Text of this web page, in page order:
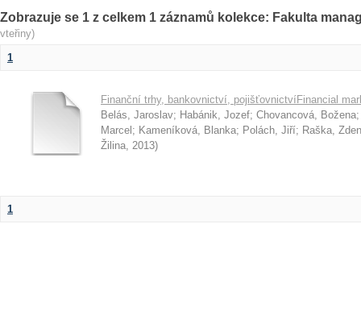
Zobrazuje se 1 z celkem 1 záznamů kolekce: Fakulta
vteřiny)
1
Finanční trhy, bankovnictví, pojišťovnictvíFinancial
Belás, Jaroslav; Habánik, Jozef; Chovancová, Božena
Marcel ; Kameníková, Blanka; Polách, Jiří; Raška,
Žilina, 2013)
1